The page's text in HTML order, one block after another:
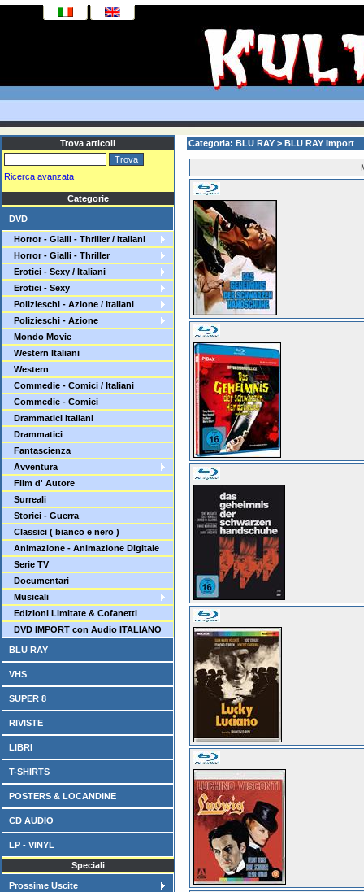
Trova articoli
Ricerca avanzata
Categorie
DVD
Horror - Gialli - Thriller / Italiani
Horror - Gialli - Thriller
Erotici - Sexy / Italiani
Erotici - Sexy
Polizieschi - Azione / Italiani
Polizieschi - Azione
Mondo Movie
Western Italiani
Western
Commedie - Comici / Italiani
Commedie - Comici
Drammatici Italiani
Drammatici
Fantascienza
Avventura
Film d' Autore
Surreali
Storici - Guerra
Classici ( bianco e nero )
Animazione - Animazione Digitale
Serie TV
Documentari
Musicali
Edizioni Limitate & Cofanetti
DVD IMPORT con Audio ITALIANO
BLU RAY
VHS
SUPER 8
RIVISTE
LIBRI
T-SHIRTS
POSTERS & LOCANDINE
CD AUDIO
LP - VINYL
Speciali
Prossime Uscite
Categoria: BLU RAY > BLU RAY Import